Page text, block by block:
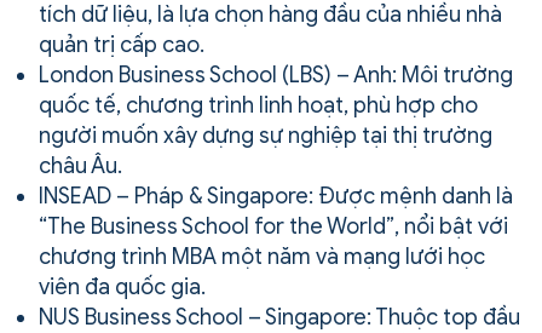
tích dữ liệu, là lựa chọn hàng đầu của nhiều nhà
quản trị cấp cao.
London Business School (LBS) – Anh: Môi trường
quốc tế, chương trình linh hoạt, phù hợp cho
người muốn xây dựng sự nghiệp tại thị trường
châu Âu.
INSEAD – Pháp & Singapore: Được mệnh danh là
“The Business School for the World”, nổi bật với
chương trình MBA một năm và mạng lưới học
viên đa quốc gia.
NUS Business School – Singapore: Thuộc top đầu